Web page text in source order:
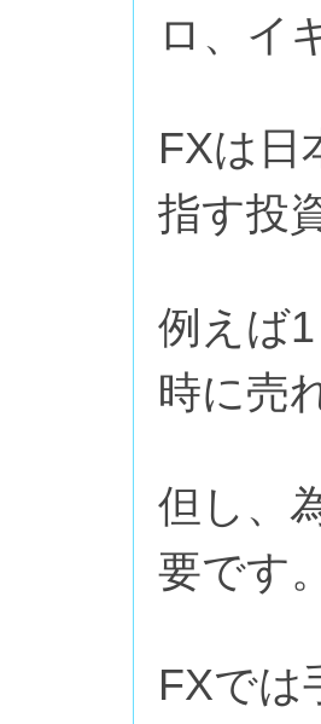
ロ、イ
FXは日
指す投
例えば
時に売
但し、
要です。
FXでは